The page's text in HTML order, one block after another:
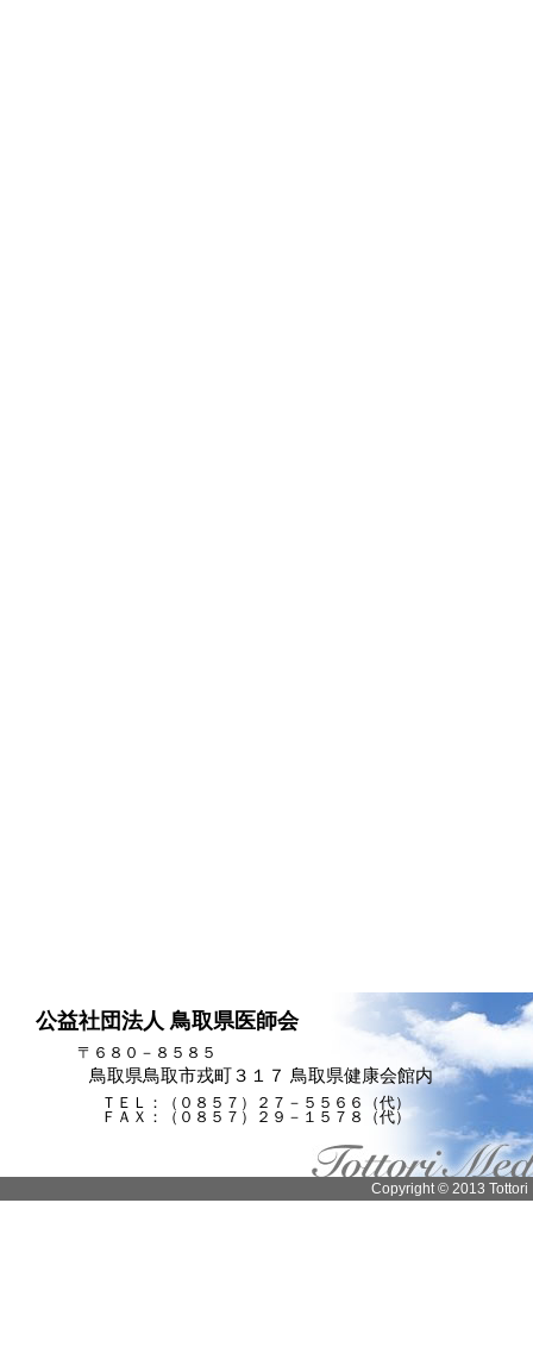
公益社団法人 鳥取県医師会
〒６８０－８５８５
鳥取県鳥取市戎町３１７ 鳥取県健康会館内
ＴＥＬ：（０８５７）２７－５５６６（代）
ＦＡＸ：（０８５７）２９－１５７８（代）
Copyright © 2013 Tottori